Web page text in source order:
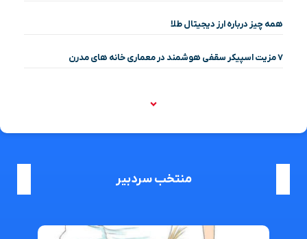
همه چیز درباره ارز دیجیتال طلا
۷ مزیت اسپیکر سقفی هوشمند در معماری خانه‌ های مدرن
منتخب سردبیر